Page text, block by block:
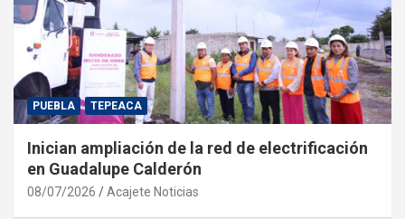
PUEBLA TEPEACA
Inician ampliación de la red de electrificación
en Guadalupe Calderón
08/07/2026 Acajete Noticias